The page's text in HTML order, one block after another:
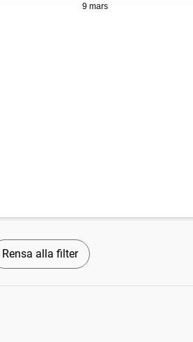
9 mars
Rensa alla filter